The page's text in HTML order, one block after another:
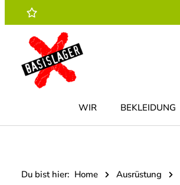
Hauptinhalt springen
Zur Suche springen
Zur Hauptnavigation springen
WIR BEKLEIDUNG
Du bist hier: Home Ausrüstung